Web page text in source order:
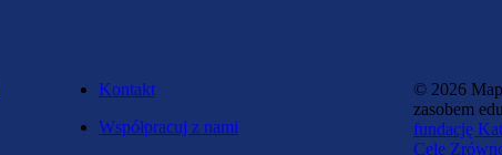
Kontakt
Współpracuj z nami
© 2026
zasobem
fundację
Cele